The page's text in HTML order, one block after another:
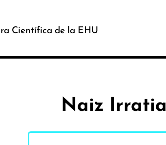
Científica de la EHU
Naiz Irratia